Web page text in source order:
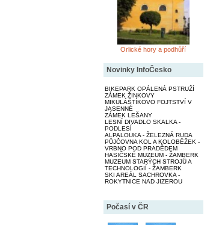
Orlické hory a podhůří
Novinky InfoČesko
BIKEPARK OPÁLENÁ PSTRUŽÍ
ZÁMEK ŽINKOVY
MIKULÁŠTÍKOVO FOJTSTVÍ V
JASENNÉ
ZÁMEK LEŠANY
LESNÍ DIVADLO SKALKA -
PODLESÍ
ALPALOUKA - ŽELEZNÁ RUDA
PŮJČOVNA KOL A KOLOBĚŽEK -
VRBNO POD PRADĚDEM
HASIČSKÉ MUZEUM - ŽAMBERK
MUZEUM STARÝCH STROJŮ A
TECHNOLOGIÍ - ŽAMBERK
SKI AREÁL SACHROVKA -
ROKYTNICE NAD JIZEROU
Počasí v ČR